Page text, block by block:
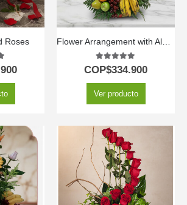
Roses
5 5.00out of 5
COP$334.900
Ver producto